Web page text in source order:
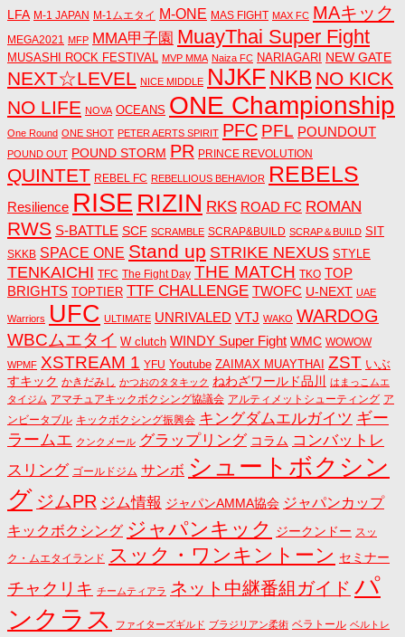
LFA M-1 JAPAN M-1ムエタイ M-ONE MAS FIGHT MAX FC MAキック
MEGA2021 MFP MMA甲子園 MuayThai Super Fight
MUSASHI ROCK FESTIVAL MVP MMA Naiza FC NARIAGARI NEW GATE
NEXT☆LEVEL NICE MIDDLE NJKF NKB NO KICK
NO LIFE NOVA OCEANS ONE Championship
One Round ONE SHOT PETER AERTS SPIRIT PFC PFL POUNDOUT
POUND OUT POUND STORM PR PRINCE REVOLUTION
QUINTET REBEL FC REBELLIOUS BEHAVIOR REBELS
Resilience RISE RIZIN RKS ROAD FC ROMAN
RWS S-BATTLE SCF SCRAMBLE SCRAP&BUILD SCRAP＆BUILD SIT
SKKB SPACE ONE Stand up STRIKE NEXUS STYLE
TENKAICHI TFC The Fight Day THE MATCH TKO TOP
BRIGHTS TOPTIER TTF CHALLENGE TWOFC U-NEXT UAE
Warriors UFC ULTIMATE UNRIVALED VTJ WAKO WARDOG
WBCムエタイ W clutch WINDY Super Fight WMC WOWOW
WPMF XSTREAM 1 YFU Youtube ZAIMAX MUAYTHAI ZST いぶ
すキック かきだみし かつおのタタキック ねわざワールド品川
はまっこムエ
タイジム アマチュアキックボクシング協議会 アルティメットシューティング ア
ンビータブル キックボクシング振興会 キングダムエルガイツ ギー
ラームエ クンクメール グラップリング コラム コンバットレ
スリング ゴールドジム サンボ シュートボクシン
グ ジムPR ジム情報 ジャパンAMMA協会 ジャパンカップ
キックボクシング ジャパンキック ジークンドー スッ
ク・ムエタイランド スック・ワンキントーン セミナー
チャクリキ チームティアラ ネット中継番組ガイド パ
ンクラス
ファイターズギルド ブラジリアン柔術 ベラトール ベルトレ